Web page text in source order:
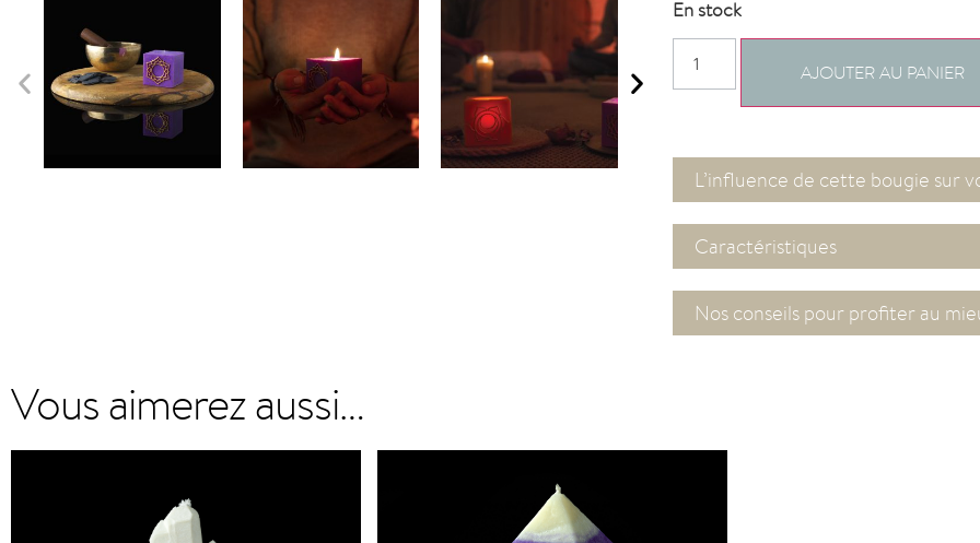
En stock
AJOUTER AU PANIER
L’influence de cette bougie sur
Caractéristiques
Nos conseils pour profiter au
Vous aimerez aussi…